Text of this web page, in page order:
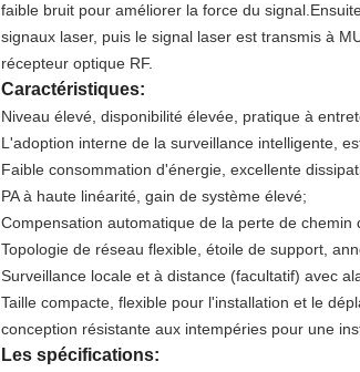
faible bruit pour améliorer la force du
signaux laser, puis le signal laser est transmis à
récepteur optique RF.
Caractéristiques:
Niveau élevé, disponibilité élevée, pratique à
L'adoption interne de la surveillance intelligente,
Faible consommation d'énergie, excellente
PA à haute linéarité, gain de système élevé;
Compensation automatique de la perte de chemin
Topologie de réseau flexible, étoile de support,
Surveillance locale et à distance (facultatif) avec
Taille compacte, flexible pour l'installation et le
conception résistante aux intempéries pour une
Les spécifications: